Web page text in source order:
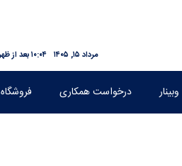
۱۰:۰۴ بعد از ظهر مرداد ۱۵, ۱۴۰۵
وبینار درخواست همکاری فروشگاه